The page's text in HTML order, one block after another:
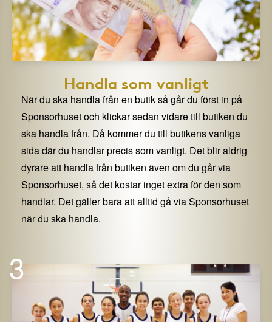
Handla som vanligt
När du ska handla från en butik så går du först in på
Sponsorhuset och klickar sedan vidare till butiken du
ska handla från. Då kommer du till butikens vanliga
sida där du handlar precis som vanligt. Det blir aldrig
dyrare att handla från butiken även om du går via
Sponsorhuset, så det kostar inget extra för den som
handlar. Det gäller bara att alltid gå via Sponsorhuset
när du ska handla.
3